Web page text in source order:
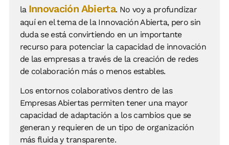
la Innovación Abierta. No voy a profundizar
aquí en el tema de la Innovación Abierta, pero sin
duda se está convirtiendo en un importante
recurso para potenciar la capacidad de innovación
de las empresas a través de la creación de redes
de colaboración más o menos estables.
Los entornos colaborativos dentro de las
Empresas Abiertas permiten tener una mayor
capacidad de adaptación a los cambios que se
generan y requieren de un tipo de organización
más fluida y transparente.